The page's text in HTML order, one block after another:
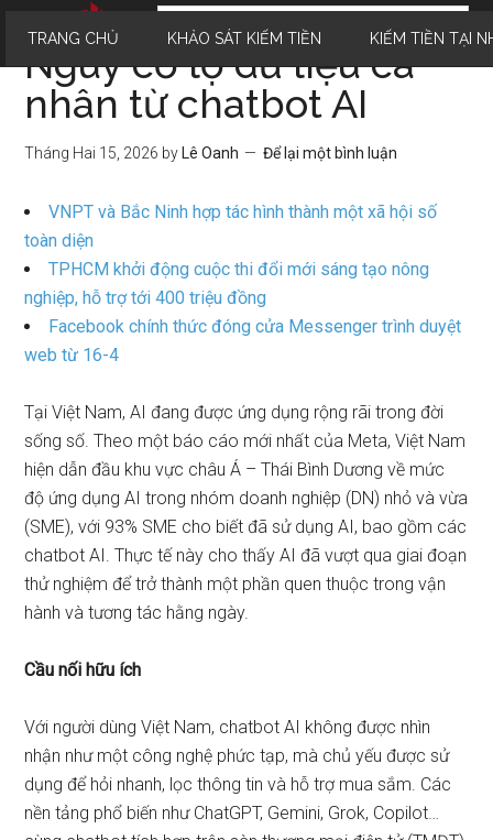
TRANG CHỦ KHẢO SÁT KIẾM TIỀN KIẾM TIỀN TẠI
Nguy cơ lộ dữ liệu cá
nhân từ chatbot AI
Tháng Hai 15, 2026 by Lê Oanh Để lại một bình luận
VNPT và Bắc Ninh hợp tác hình thành một xã hội số
toàn diện
TPHCM khởi động cuộc thi đổi mới sáng tạo nông
nghiệp, hỗ trợ tới 400 triệu đồng
Facebook chính thức đóng cửa Messenger trình duyệt
web từ 16-4
Tại Việt Nam, AI đang được ứng dụng rộng rãi trong đời
sống số. Theo một báo cáo mới nhất của Meta, Việt Nam
hiện dẫn đầu khu vực châu Á – Thái Bình Dương về mức
độ ứng dụng AI trong nhóm doanh nghiệp (DN) nhỏ và vừa
(SME), với 93% SME cho biết đã sử dụng AI, bao gồm các
chatbot AI. Thực tế này cho thấy AI đã vượt qua giai đoạn
thử nghiệm để trở thành một phần quen thuộc trong vận
hành và tương tác hằng ngày.
Cầu nối hữu ích
Với người dùng Việt Nam, chatbot AI không được nhìn
nhận như một công nghệ phức tạp, mà chủ yếu được sử
dụng để hỏi nhanh, lọc thông tin và hỗ trợ mua sắm. Các
nền tảng phổ biến như ChatGPT, Gemini, Grok, Copilot…